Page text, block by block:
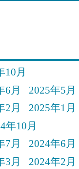
10月
6月
2025年5月
2月
2025年1月
年10月
7月
2024年6月
3月
2024年2月